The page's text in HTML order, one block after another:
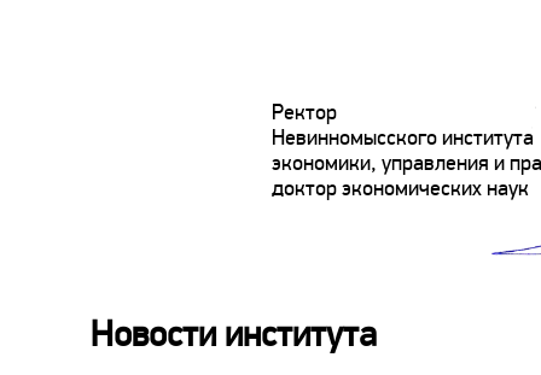
Ректор
Невинномысского института
экономики, управления и
доктор экономических наук
Новости института